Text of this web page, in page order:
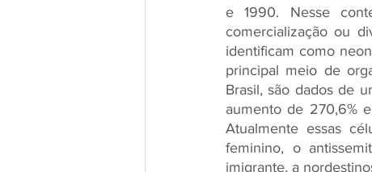
e 1990. Nesse
comercialização ou
identificam como
principal meio de
Brasil, são dados de
aumento de 270,6%
Atualmente essas
feminino, o
imigrante, a